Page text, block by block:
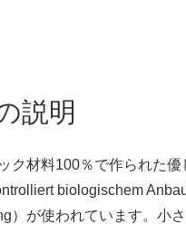
説明
ク材料100％で作られた
biologischem
）が使われています。小